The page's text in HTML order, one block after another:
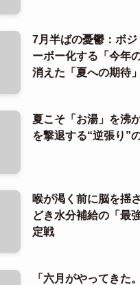
7月半ばの憂鬱：ボジ
ーボー化する「今年
消えた「夏への期待」
夏こそ「お湯」を沸
を撃退する“逆張り”
喉が渇く前に脳を揺
どき水分補給の「最
定戦
「六月がやってきた